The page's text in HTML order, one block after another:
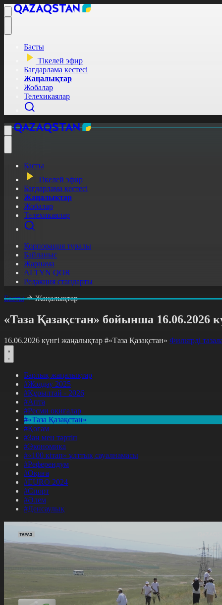
Басты
Тікелей эфир
Бағдарлама кестесі
Жаңалықтар
Жобалар
Телехикаялар
Басты
Тікелей эфир
Бағдарлама кестесі
Жаңалықтар
Жобалар
Телехикаялар
Корпорация туралы
Байланыс
Жарнама
ALTYN QOR
Редакция стандарты
Басты
Жаңалықтар
«Таза Қазақстан» бойынша 16.06.2026
16.06.2026 күнгі жаңалықтар #«Таза Қазақстан» Фильтрді
Барлық жаңалықтар
#Жолдау 2025
#Құрылтай - 2026
#Апта
#Ресми оқиғалар
#«Таза Қазақстан»
#Қоғам
#Заң мен тәртіп
#Экономика
#«100 кітап» ұлттық сауалнамасы
#Референдум
#Оқиға
#EURO 2024
#Спорт
#Әлем
#Денсаулық